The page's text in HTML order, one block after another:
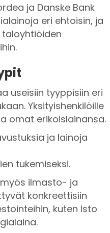
ja Danske Bank
eri ehtoisin, ja
useisiin tyyppisiin eri
Yksityishenkilöille
omat erikoislainansa.
ja lainoja
tukemiseksi.
ilmasto- ja
konkreettisiin
kuten Isto